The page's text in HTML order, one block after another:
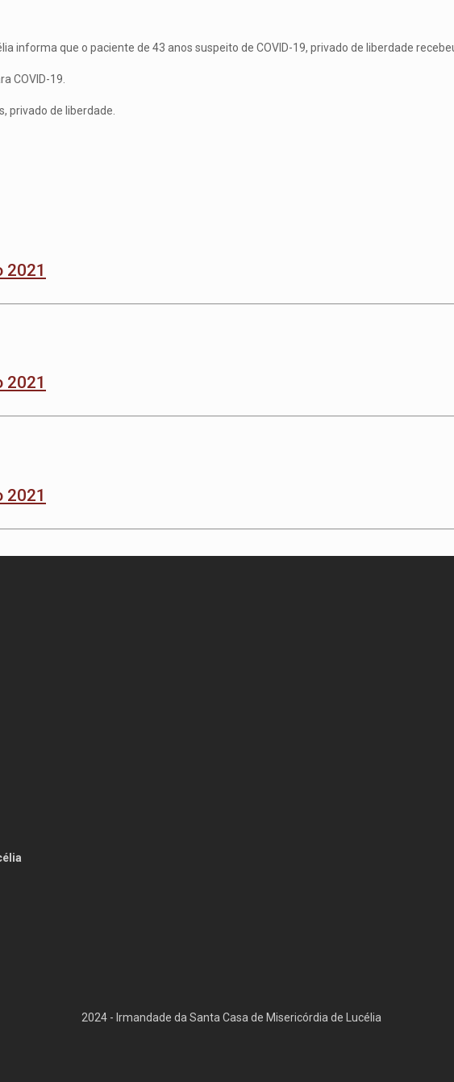
informa que o paciente de 43 anos suspeito de COVID-19, privado de liberdade
COVID-19.
privado de liberdade.
2021
2021
2021
2024 - Irmandade da Santa Casa de Misericórdia de Lucélia